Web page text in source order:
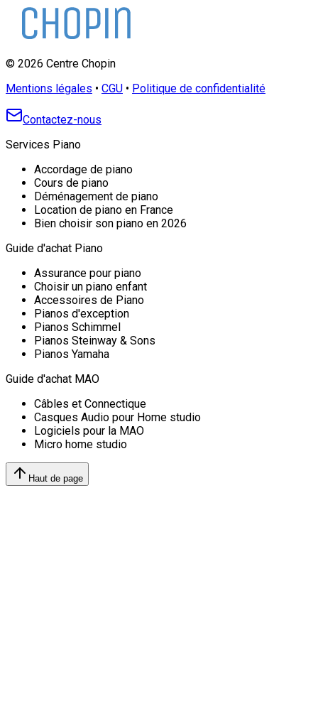
© 2026 Centre Chopin
Mentions légales • CGU • Politique de confidentialité
Contactez-nous
Services Piano
Accordage de piano
Cours de piano
Déménagement de piano
Location de piano en France
Bien choisir son piano en 2026
Guide d'achat Piano
Assurance pour piano
Choisir un piano enfant
Accessoires de Piano
Pianos d'exception
Pianos Schimmel
Pianos Steinway & Sons
Pianos Yamaha
Guide d'achat MAO
Câbles et Connectique
Casques Audio pour Home studio
Logiciels pour la MAO
Micro home studio
Haut de page